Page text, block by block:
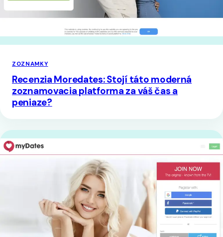
ZOZNAMKY
Recenzia Moredates: Stojí táto moderná
zoznamovacia platforma za váš čas a
peniaze?